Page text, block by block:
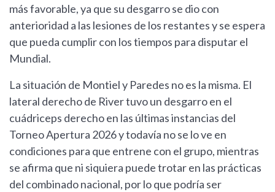
más favorable, ya que su desgarro se dio con
anterioridad a las lesiones de los restantes y se espera
que pueda cumplir con los tiempos para disputar el
Mundial.
La situación de Montiel y Paredes no es la misma. El
lateral derecho de River tuvo un desgarro en el
cuádriceps derecho en las últimas instancias del
Torneo Apertura 2026 y todavía no se lo ve en
condiciones para que entrene con el grupo, mientras
se afirma que ni siquiera puede trotar en las prácticas
del combinado nacional, por lo que podría ser